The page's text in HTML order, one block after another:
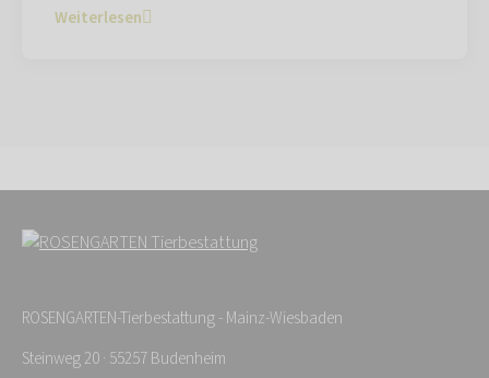
Weiterlesen
ROSENGARTEN-Tierbestattung - Mainz-Wiesbaden
Steinweg 20 · 55257 Budenheim